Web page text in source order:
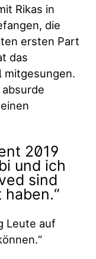
Rikas in
die
ersten Part
das
mitgesungen.
2019
und ich
sind
Leute auf